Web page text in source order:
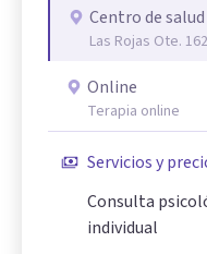
Centro de
Las Rojas Ote.
Online
Terapia online
Servicios y
Consulta
individual